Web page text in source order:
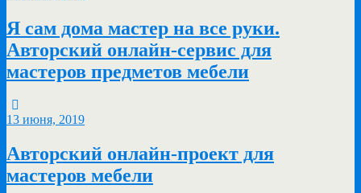
Я сам дома мастер на все руки.
Авторский онлайн-сервис для
мастеров предметов мебели
13 июня, 2019
Авторский онлайн-проект для
мастеров мебели